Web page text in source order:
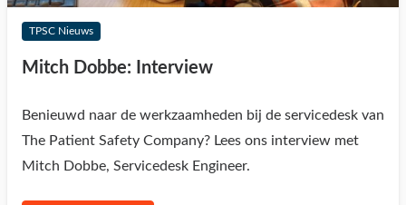
TPSC Nieuws
Mitch Dobbe: Interview
Benieuwd naar de werkzaamheden bij de servicedesk van
The Patient Safety Company? Lees ons interview met
Mitch Dobbe, Servicedesk Engineer.